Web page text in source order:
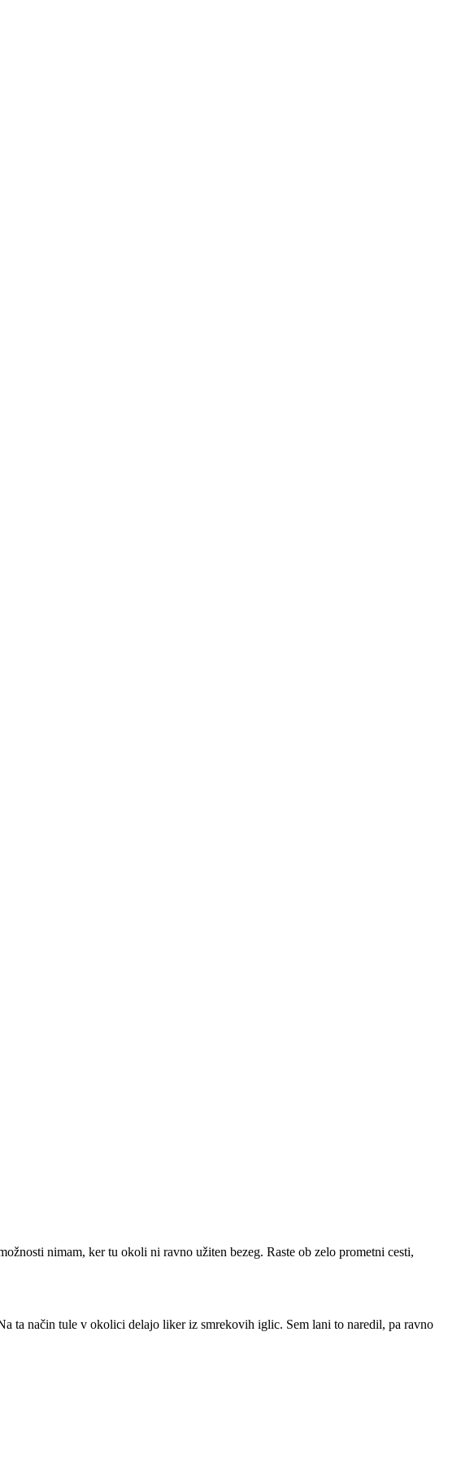
nimam, ker tu okoli ni ravno užiten bezeg. Raste ob zelo prometni cesti,
ta način tule v okolici delajo liker iz smrekovih iglic. Sem lani to naredil, pa ravno